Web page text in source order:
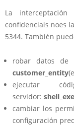
La
confidenciais noes
5344. También
robar datos de
customer_entity
ejecutar
servidor:
cambiar los
configuración